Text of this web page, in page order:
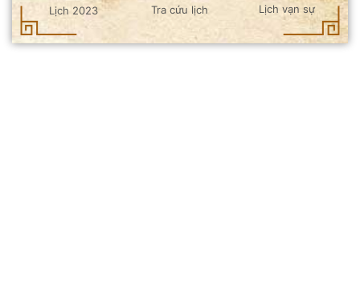
Lịch 2023 Tra cứu lịch Lịch vạn sự